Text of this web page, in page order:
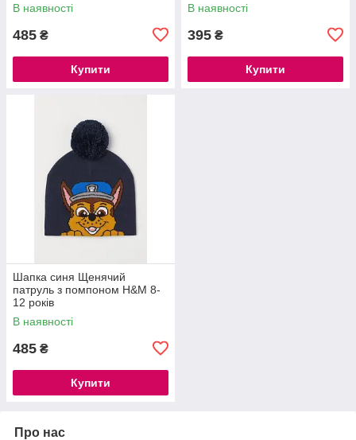
В наявності
485 ₴
Купити
В наявності
395 ₴
Купити
Шапка синя Щенячий
патруль з помпоном H&M 8-
12 років
В наявності
485 ₴
Купити
Про нас